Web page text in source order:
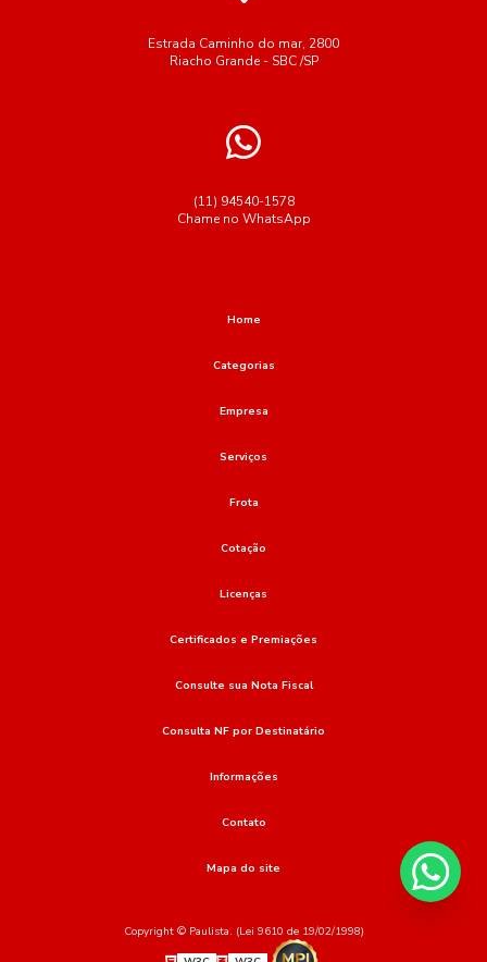
Estrada Caminho do mar, 2800
Riacho Grande - SBC /SP
(11) 94540-1578
Chame no WhatsApp
Home
Categorias
Empresa
Serviços
Frota
Cotação
Licenças
Certificados e Premiações
Consulte sua Nota Fiscal
Consulta NF por Destinatário
Informações
Contato
Mapa do site
Copyright © Paulista. (Lei 9610 de 19/02/1998)